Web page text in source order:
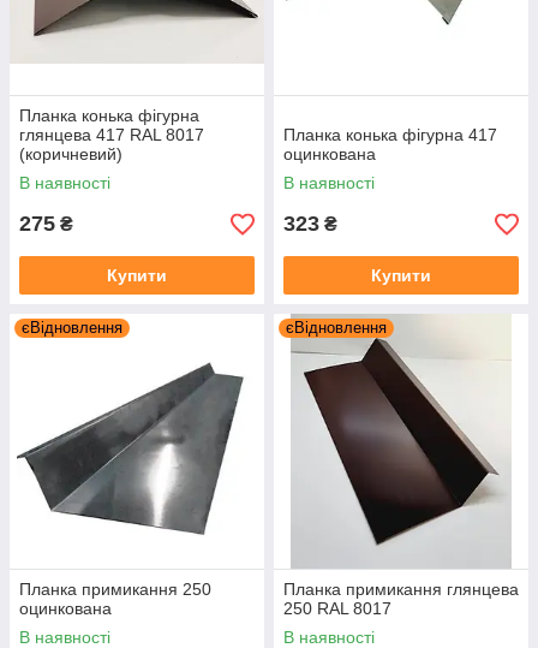
Планка конька фігурна
глянцева 417 RAL 8017
(коричневий)
В наявності
275 ₴
Купити
Планка конька фігурна 417
оцинкована
В наявності
323 ₴
Купити
єВідновлення
Планка примикання 250
оцинкована
В наявності
єВідновлення
Планка примикання глянцева
250 RAL 8017
В наявності